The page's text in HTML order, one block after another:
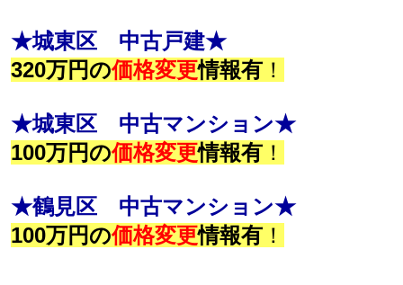
★城東区 中古戸建★
320万円の価格変更情報有！
★城東区 中古マンション★
100万円の価格変更情報有！
★鶴見区 中古マンション★
100万円の価格変更情報有！